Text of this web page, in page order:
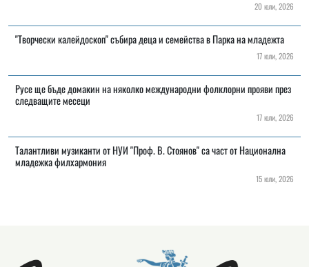
20 юли, 2026
"Творчески калейдоскоп" събира деца и семейства в Парка на младежта
17 юли, 2026
Русе ще бъде домакин на няколко международни фолклорни прояви през
следващите месеци
17 юли, 2026
Талантливи музиканти от НУИ "Проф. В. Стоянов" са част от Национална
младежка филхармония
15 юли, 2026